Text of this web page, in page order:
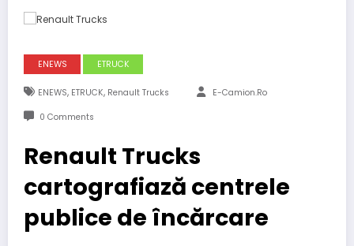
ENEWS ETRUCK
ENEWS, ETRUCK, Renault Trucks E-Camion.ro
0 Comments
Renault Trucks
cartografiază centrele
publice de încărcare